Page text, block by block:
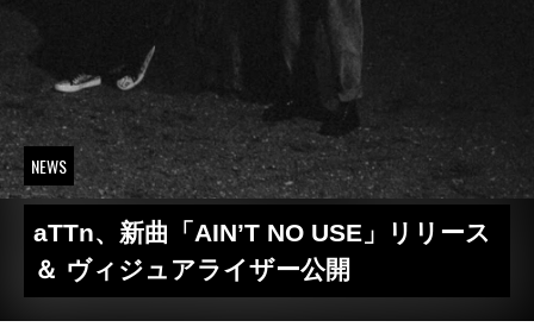
NEWS
aTTn、新曲「AIN’T NO USE」リリース
＆ ヴィジュアライザー公開